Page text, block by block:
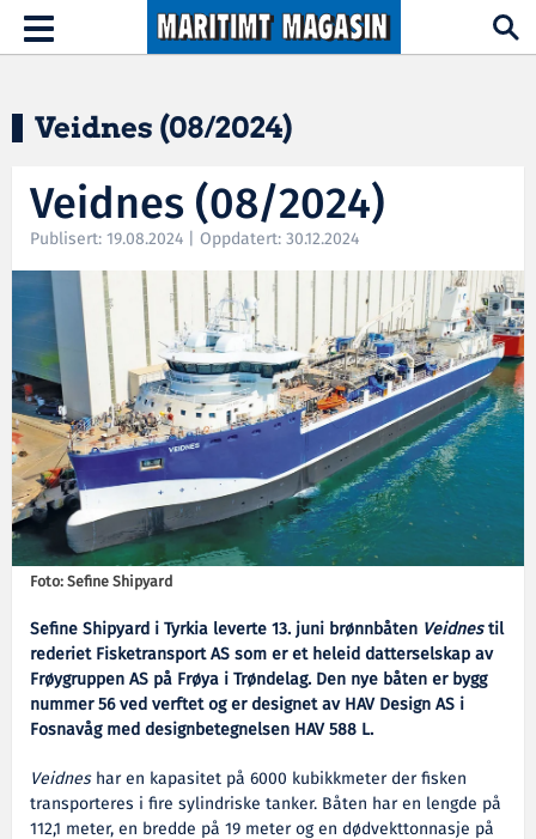
Hopp til hovedinnhold
Toggle
navigation
Veidnes (08/2024)
Veidnes (08/2024)
Publisert: 19.08.2024 | Oppdatert: 30.12.2024
Foto: Sefine Shipyard
Sefine Shipyard i Tyrkia leverte 13. juni brønnbåten Veidnestil
rederiet Fisketransport AS som er et heleid datterselskap av
Frøygruppen AS på Frøya i Trøndelag. Den nye båten er bygg
nummer 56 ved verftet og er designet av HAV Design AS i
Fosnavåg med designbetegnelsen HAV 588 L.
Veidneshar en kapasitet på 6000 kubikkmeter der fisken
transporteres i fire sylindriske tanker. Båten har en lengde på
112,1 meter, en bredde på 19 meter og en dødvekttonnasje på